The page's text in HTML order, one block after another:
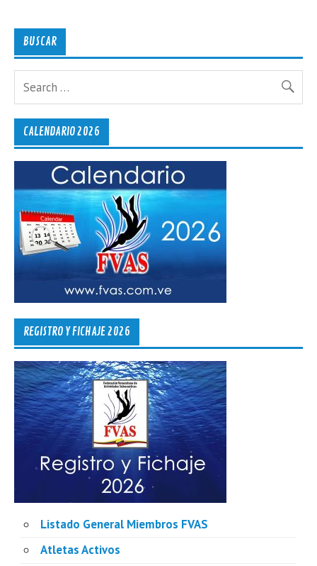
BUSCAR
CALENDARIO 2026
REGISTRO Y FICHAJE 2026
Listado General Miembros FVAS
Atletas Activos